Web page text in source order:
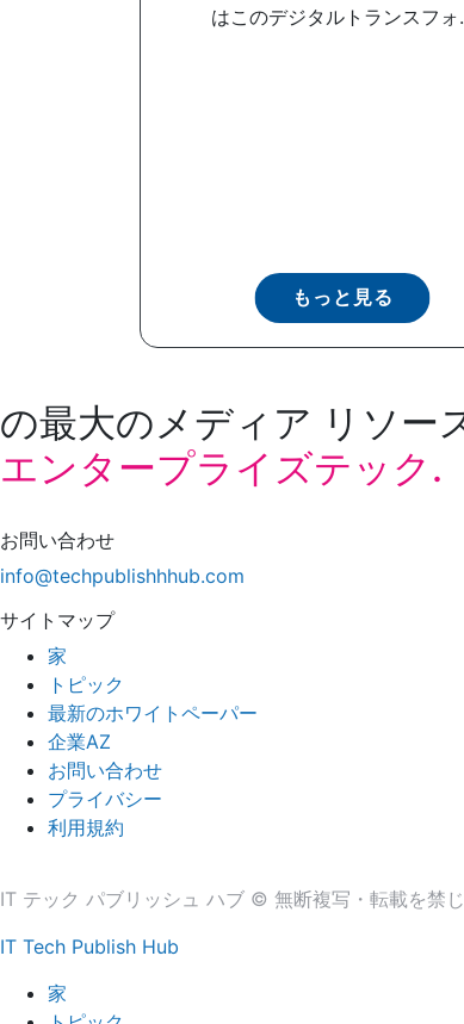
はこのデジタルトランスフォ
もっと見る
の最大のメディア リソー
エンタープライズテック.
お問い合わせ
info@techpublishhhub.com
サイトマップ
家
トピック
最新のホワイトペーパー
企業AZ
お問い合わせ
プライバシー
利用規約
IT テック パブリッシュ ハブ © 無断複写・転載を禁じ
IT Tech Publish Hub
家